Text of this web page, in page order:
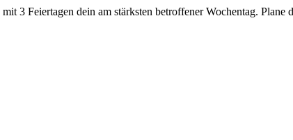
3 Feiertagen dein am stärksten betroffener Wochentag.